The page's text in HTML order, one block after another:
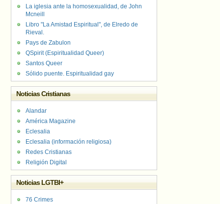
La iglesia ante la homosexualidad, de John
Mcneill
Libro "La Amistad Espiritual", de Elredo de
Rieval.
Pays de Zabulon
QSpirit (Espiritualidad Queer)
Santos Queer
Sólido puente. Espiritualidad gay
Noticias Cristianas
Alandar
América Magazine
Eclesalia
Eclesalia (información religiosa)
Redes Cristianas
Religión Digital
Noticias LGTBI+
76 Crimes